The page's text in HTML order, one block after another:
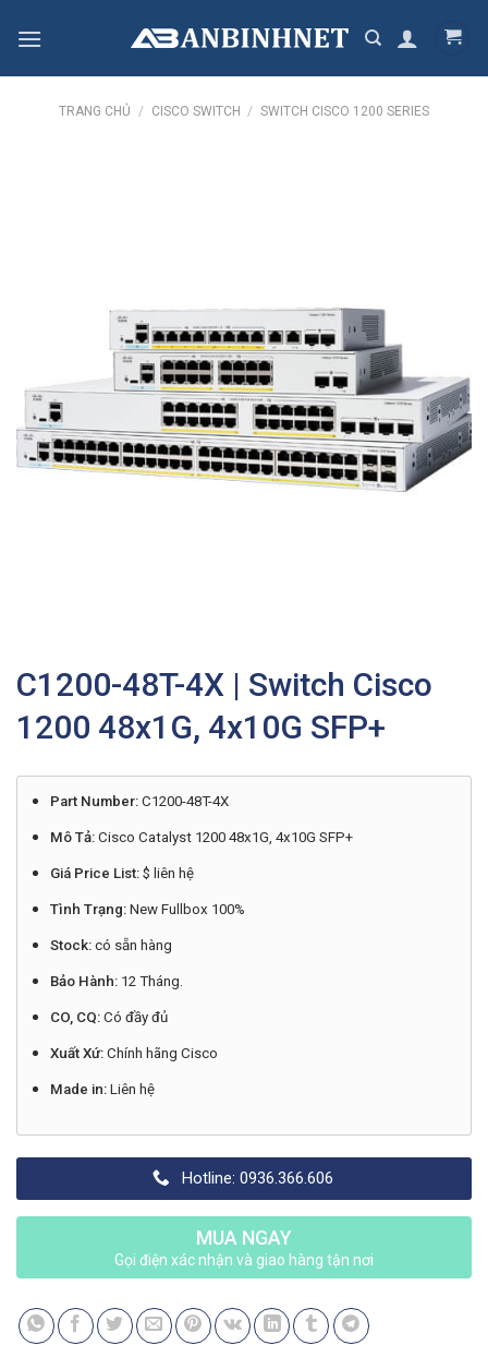
TRANG CHỦ / CISCO SWITCH / SWITCH CISCO 1200 SERIES
C1200-48T-4X | Switch Cisco
1200 48x1G, 4x10G SFP+
Part Number:C1200-48T-4X
Mô Tả:Cisco Catalyst 1200 48x1G, 4x10G SFP+
Giá Price List:$ liên hệ
Tình Trạng:New Fullbox 100%
Stock:có sẵn hàng
Bảo Hành: 12 Tháng.
CO, CQ: Có đầy đủ
Xuất Xứ:Chính hãng Cisco
Made in:Liên hệ
Hotline: 0936.366.606
MUA NGAY
Gọi điện xác nhận và giao hàng tận nơi